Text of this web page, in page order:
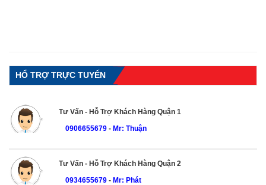
HỔ TRỢ TRỰC TUYẾN
Tư Vấn - Hỗ Trợ Khách Hàng Quận 1
0906655679 - Mr: Thuận
Tư Vấn - Hỗ Trợ Khách Hàng Quận 2
0934655679- Mr: Phát